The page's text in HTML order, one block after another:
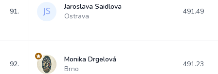
91.
Jaroslava Saidlova
Ostrava
491.49
92.
Monika Drgelová
Brno
491.23